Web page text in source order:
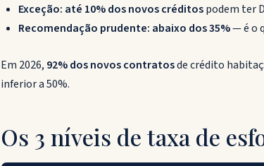
Exceção: até 10% dos novos créditospodem ter
Recomendação prudente: abaixo dos 35%— é o
Em 2026, 92% dos novos contratosde crédito
inferior a 50%.
Os 3 níveis de taxa de